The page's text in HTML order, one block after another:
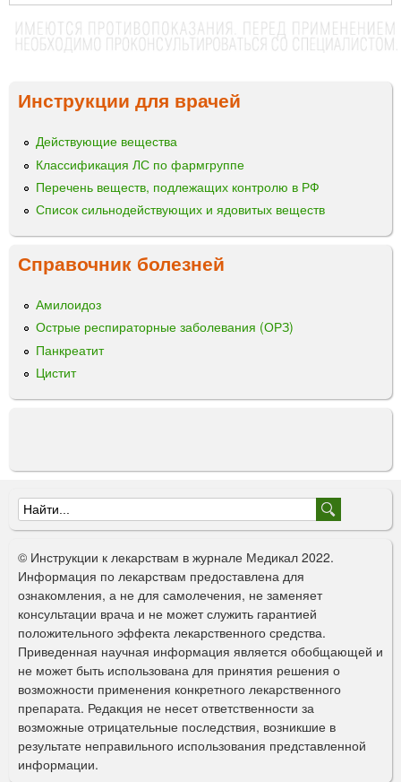
Инструкции для врачей
Действующие вещества
Классификация ЛС по фармгруппе
Перечень веществ, подлежащих контролю в РФ
Список сильнодействующих и ядовитых веществ
Справочник болезней
Амилоидоз
Острые респираторные заболевания (ОРЗ)
Панкреатит
Цистит
Ф
о
р
м
а
п
о
и
с
к
© Инструкции к лекарствам в журнале Медикал 2022.
Информация по лекарствам предоставлена для
ознакомления, а не для самолечения, не заменяет
консультации врача и не может служить гарантией
положительного эффекта лекарственного средства.
Приведенная научная информация является обобщающей и
не может быть использована для принятия решения о
возможности применения конкретного лекарственного
препарата. Редакция не несет ответственности за
возможные отрицательные последствия, возникшие в
результате неправильного использования представленной
информации.